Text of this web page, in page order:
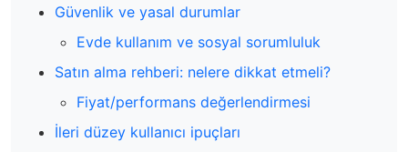
Güvenlik ve yasal durumlar
Evde kullanım ve sosyal sorumluluk
Satın alma rehberi: nelere dikkat etmeli?
Fiyat/performans değerlendirmesi
İleri düzey kullanıcı ipuçları